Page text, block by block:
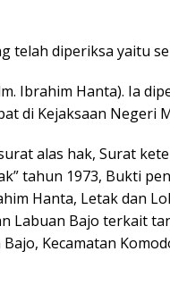
telah diperiksa yaitu
Ibrahim Hanta). Ia
di Kejaksaan Negeri
alas hak, Surat
tahun 1973, Bukti
Hanta, Letak dan
Labuan Bajo terkait
Kecamatan